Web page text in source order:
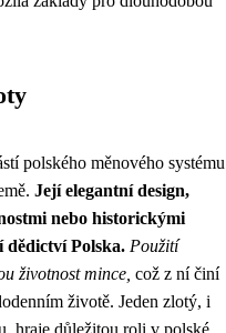
polského měnového systému
Její elegantní design,
nebo historickými
Polska. Použití
životnost mince, což z ní činí
životě. Jeden zlotý, i
hraje důležitou roli v polské